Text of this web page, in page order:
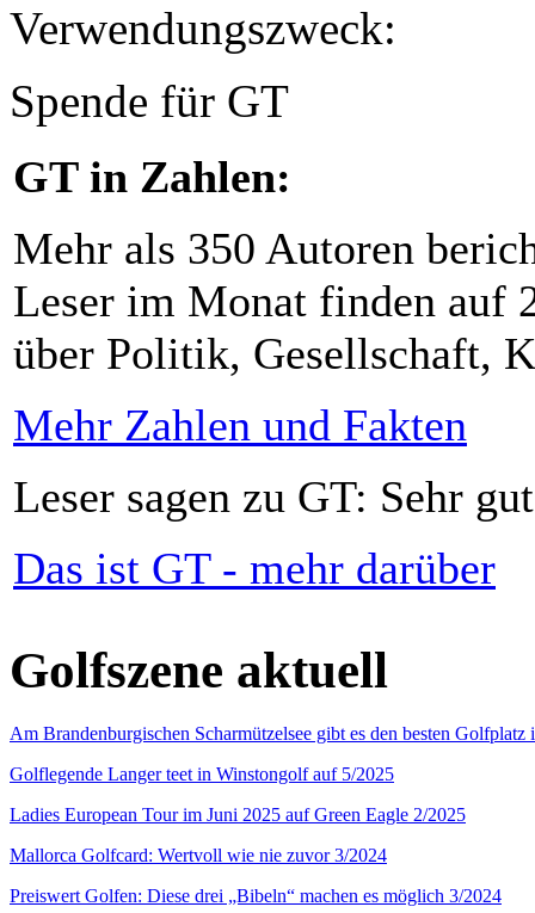
Verwendungszweck:
Spende für GT
GT in Zahlen:
Mehr als 350 Autoren
Leser im Monat finden auf
über Politik, Gesellschaft,
Mehr Zahlen und Fakten
Leser sagen zu GT: Sehr
Das ist GT - mehr darüber
Golfszene aktuell
Am Brandenburgischen Scharmützelsee gibt es den besten
Golflegende Langer teet in Winstongolf auf 5/2025
Ladies European Tour im Juni 2025 auf Green Eagle 2/2025
Mallorca Golfcard: Wertvoll wie nie zuvor 3/2024
Preiswert Golfen: Diese drei „Bibeln“ machen es möglich 3/2024